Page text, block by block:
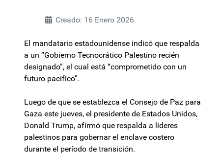
Creado: 16 Enero 2026
El mandatario estadounidense indicó que respalda
a un “Gobierno Tecnocrático Palestino recién
designado”, el cual está “comprometido con un
futuro pacífico”.
Luego de que se establezca el Consejo de Paz para
Gaza este jueves, el presidente de Estados Unidos,
Donald Trump, afirmó que respalda a líderes
palestinos para gobernar el enclave costero
durante el período de transición.